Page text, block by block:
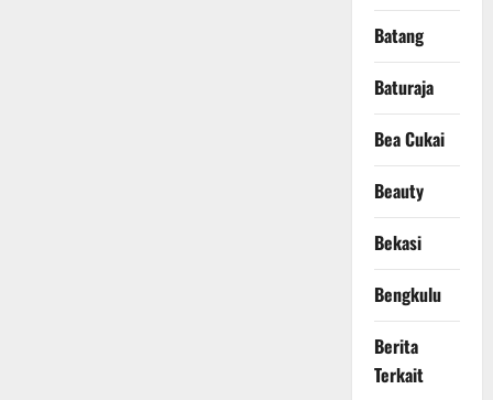
Batang
Baturaja
Bea Cukai
Beauty
Bekasi
Bengkulu
Berita
Terkait